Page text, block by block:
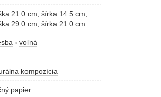
21.0 cm, šírka 14.5 cm,
29.0 cm, šírka 21.0 cm
› voľná
kompozícia
papier